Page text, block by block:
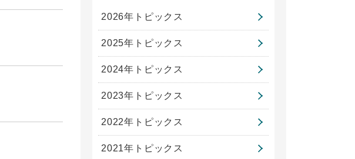
2026年トピックス
2025年トピックス
2024年トピックス
2023年トピックス
2022年トピックス
2021年トピックス